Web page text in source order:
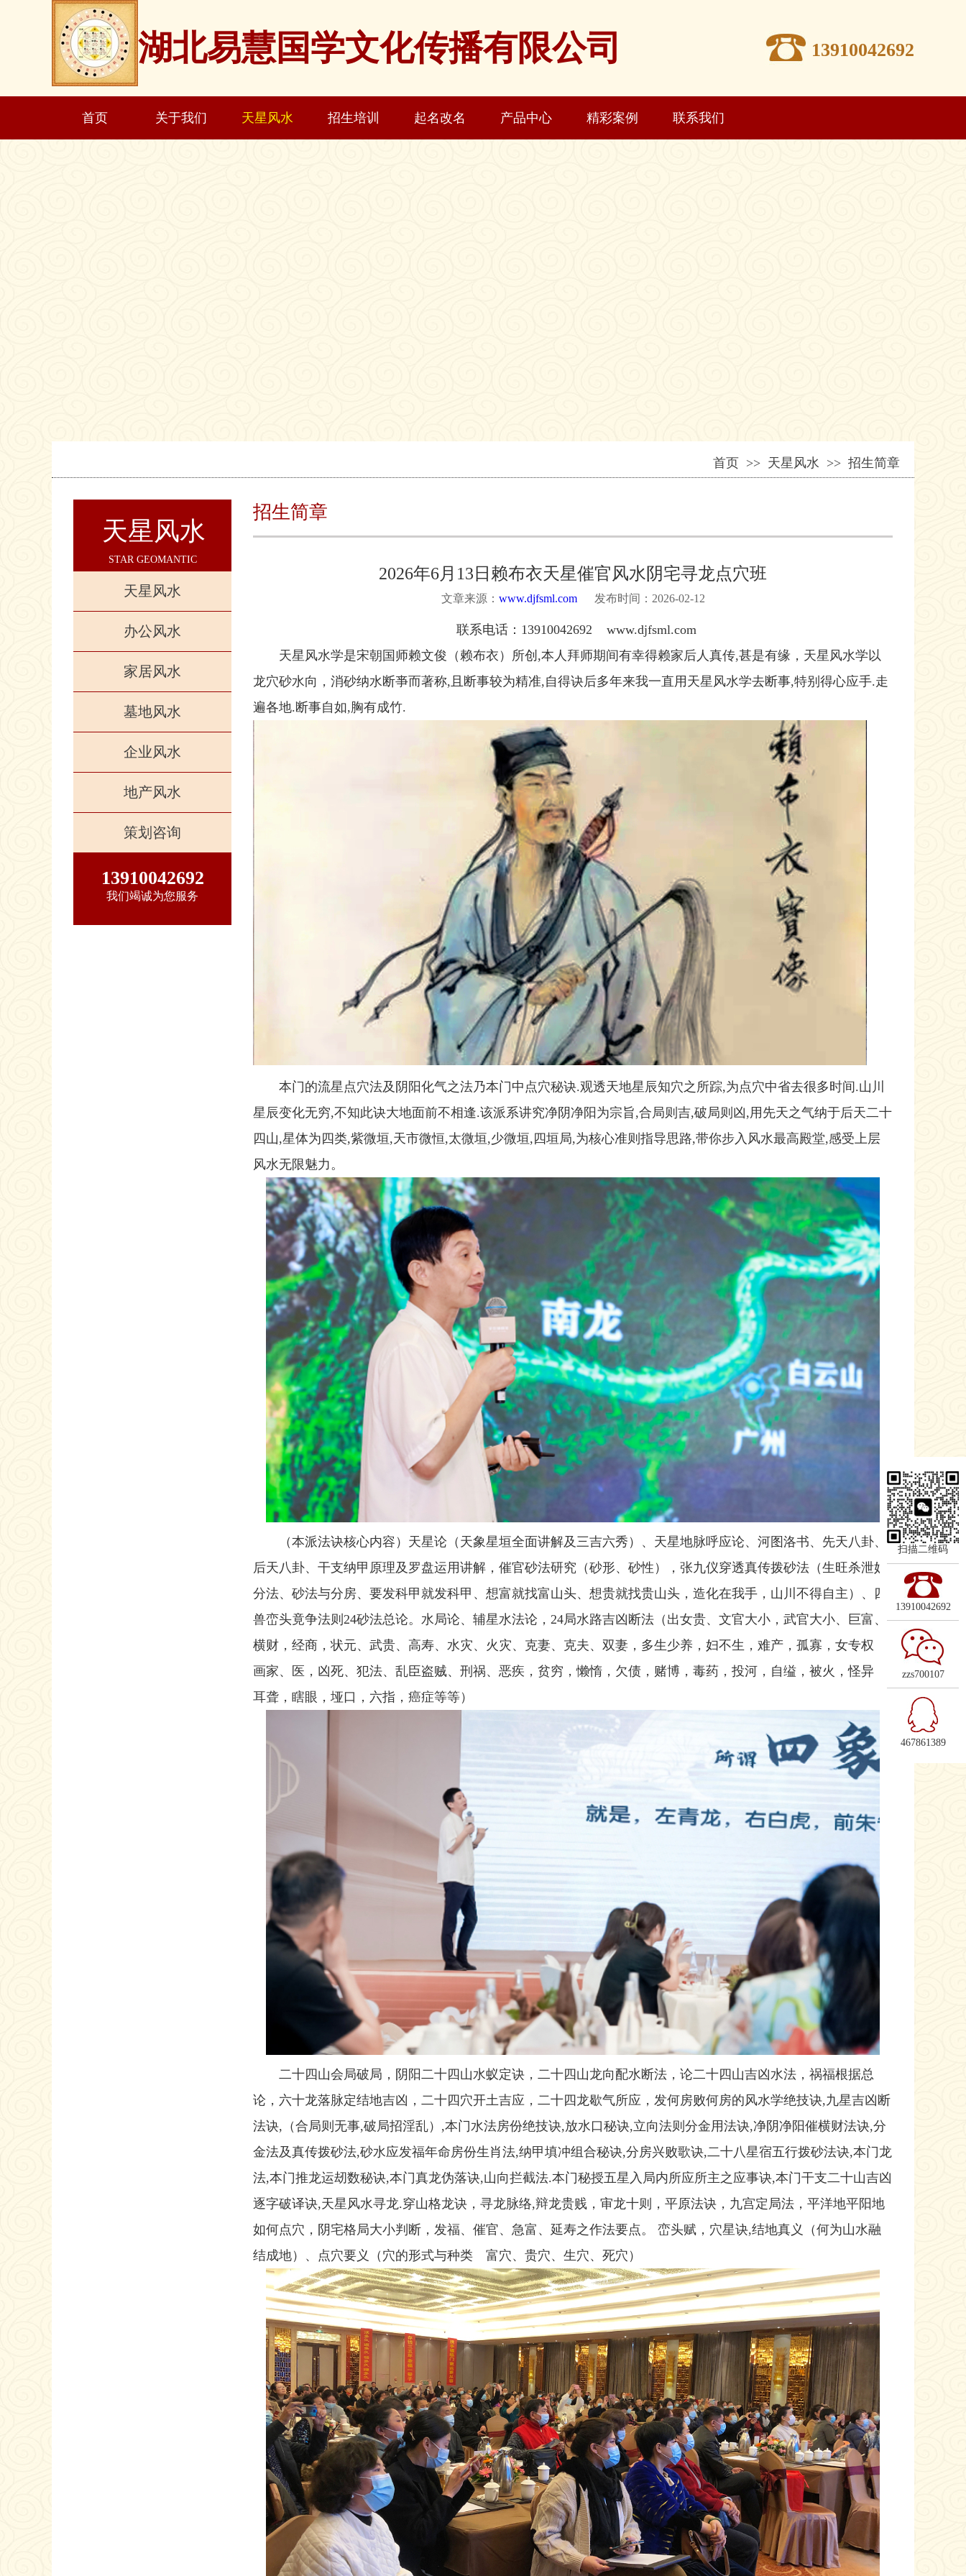
湖北易慧国学文化传播有限公司 13910042692
首页 关于我们 天星风水 招生培训 起名改名 产品中心 精彩案例 联系我们
首页 >> 天星风水 >> 招生简章
天星风水
STAR GEOMANTIC
天星风水
办公风水
家居风水
墓地风水
企业风水
地产风水
策划咨询
13910042692
我们竭诚为您服务
招生简章
2026年6月13日赖布衣天星催官风水阴宅寻龙点穴班
文章来源： www.djfsml.com发布时间：2026-02-12
联系电话：13910042692 www.djfsml.com
天星风水学是宋朝国师赖文俊（赖布衣）所创,本人拜师期间有幸得赖家后人真传,甚是有缘，天星风水学以
龙穴砂水向，消砂纳水断亊而著称,且断事较为精准,自得诀后多年来我一直用天星风水学去断事,特别得心应手.走
遍各地.断事自如,胸有成竹.
本门的流星点穴法及阴阳化气之法乃本门中点穴秘诀.观透天地星辰知穴之所踪,为点穴中省去很多时间.山川
星辰变化无穷,不知此诀大地面前不相逢.该派系讲究净阴净阳为宗旨,合局则吉,破局则凶,用先天之气纳于后天二十
四山,星体为四类,紫微垣,天市微恒,太微垣,少微垣,四垣局,为核心准则指导思路,带你步入风水最高殿堂,感受上层
风水无限魅力。
（本派法诀核心内容）天星论（天象星垣全面讲解及三吉六秀）、天星地脉呼应论、河图洛书、先天八卦、
后天八卦、干支纳甲原理及罗盘运用讲解，催官砂法研究（砂形、砂性），张九仪穿透真传拨砂法（生旺杀泄奴
分法、砂法与分房、要发科甲就发科甲、想富就找富山头、想贵就找贵山头，造化在我手，山川不得自主）、四
兽峦头竟争法则24砂法总论。水局论、辅星水法论，24局水路吉凶断法（出女贵、文官大小，武官大小、巨富、
横财，经商，状元、武贵、高寿、水灾、火灾、克妻、克夫、双妻，多生少养，妇不生，难产，孤寡，女专权，
画家、医，凶死、犯法、乱臣盗贼、刑祸、恶疾，贫穷，懒惰，欠债，赌博，毒药，投河，自缢，被火，怪异，
耳聋，瞎眼，垭口，六指，癌症等等）
二十四山会局破局，阴阳二十四山水蚁定诀，二十四山龙向配水断法，论二十四山吉凶水法，祸福根据总
论，六十龙落脉定结地吉凶，二十四穴开土吉应，二十四龙歇气所应，发何房败何房的风水学绝技诀,九星吉凶断
法诀,（合局则无事,破局招淫乱）,本门水法房份绝技诀,放水口秘诀,立向法则分金用法诀,净阴净阳催横财法诀,分
金法及真传拨砂法,砂水应发福年命房份生肖法,纳甲填冲组合秘诀,分房兴败歌诀,二十八星宿五行拨砂法诀,本门龙
法,本门推龙运刼数秘诀,本门真龙伪落诀,山向拦截法.本门秘授五星入局内所应所主之应事诀,本门干支二十山吉凶
逐字破译诀,天星风水寻龙.穿山格龙诀，寻龙脉络,辩龙贵贱，审龙十则，平原法诀，九宫定局法，平洋地平阳地
如何点穴，阴宅格局大小判断，发福、催官、急富、延寿之作法要点。 峦头赋，穴星诀,结地真义（何为山水融
结成地）、点穴要义（穴的形式与种类 富穴、贵穴、生穴、死穴）
扫描二维码
13910042692
zzs700107
467861389